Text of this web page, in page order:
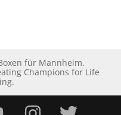
für Mannheim.
Champions for Life